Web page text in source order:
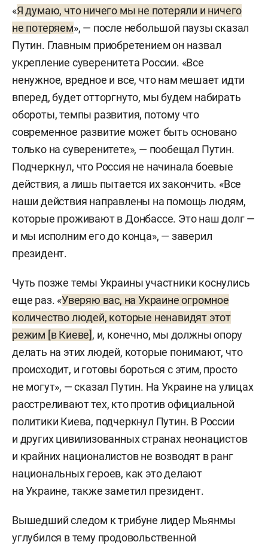
«Я думаю, что ничего мы не потеряли и ничего
не потеряем», — после небольшой паузы сказал
Путин. Главным приобретением он назвал
укрепление суверенитета России. «Все
ненужное, вредное и все, что нам мешает идти
вперед, будет отторгнуто, мы будем набирать
обороты, темпы развития, потому что
современное развитие может быть основано
только на суверенитете», — пообещал Путин.
Подчеркнул, что Россия не начинала боевые
действия, а лишь пытается их закончить. «Все
наши действия направлены на помощь людям,
которые проживают в Донбассе. Это наш долг —
и мы исполним его до конца», — заверил
президент.
Чуть позже темы Украины участники коснулись
еще раз. «Уверяю вас, на Украине огромное
количество людей, которые ненавидят этот
режим [в Киеве], и, конечно, мы должны опору
делать на этих людей, которые понимают, что
происходит, и готовы бороться с этим, просто
не могут», — сказал Путин. На Украине на улицах
расстреливают тех, кто против официальной
политики Киева, подчеркнул Путин. В России
и других цивилизованных странах неонацистов
и крайних националистов не возводят в ранг
национальных героев, как это делают
на Украине, также заметил президент.
Вышедший следом к трибуне лидер Мьянмы
углубился в тему продовольственной